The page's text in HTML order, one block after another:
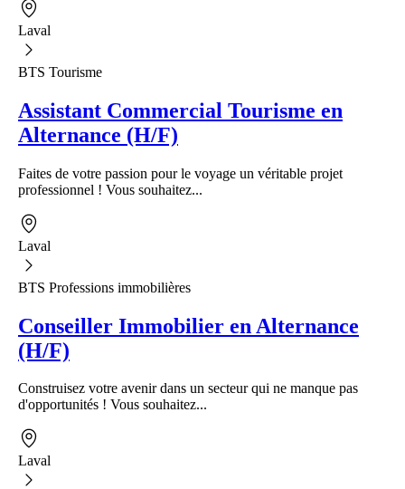
Laval
BTS Tourisme
Assistant Commercial Tourisme en
Alternance (H/F)
Faites de votre passion pour le voyage un véritable projet
professionnel ! Vous souhaitez...
Laval
BTS Professions immobilières
Conseiller Immobilier en Alternance
(H/F)
Construisez votre avenir dans un secteur qui ne manque pas
d'opportunités ! Vous souhaitez...
Laval